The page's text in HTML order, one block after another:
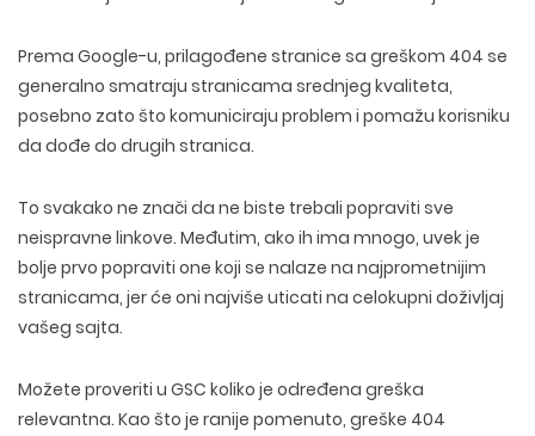
WEB I GRAFIČKI DIZAJN
DIZAJN ETIKETA I AMBALAZE
DIGITALNI MARKETING
DRUŠTVENE MREŽE
Prema Google-u, prilagođene stranice sa greškom 404 se
generalno smatraju stranicama srednjeg kvaliteta,
posebno zato što komuniciraju problem i pomažu korisniku
da dođe do drugih stranica.
To svakako ne znači da ne biste trebali popraviti sve
neispravne linkove. Međutim, ako ih ima mnogo, uvek je
bolje prvo popraviti one koji se nalaze na najprometnijim
stranicama, jer će oni najviše uticati na celokupni doživljaj
vašeg sajta.
Možete proveriti u GSC koliko je određena greška
relevantna. Kao što je ranije pomenuto, greške 404